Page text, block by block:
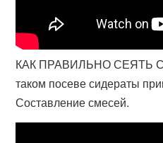
КАК ПРАВИЛЬНО СЕЯТЬ
таком посеве сидераты
Составление смесей.